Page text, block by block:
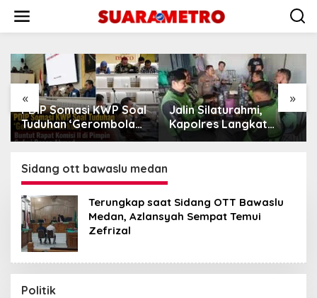
konten
« »
PDIP Somasi KWP Soal
Tuduhan ‘Gerombolan
Sirkus’, Buntut Rapat
Sufmi Dasco Ahmad
Jalin Silaturahmi,
Kapolres Langkat
Ngopi Bareng
Stabat
Sidang ott bawaslu medan
Terungkap saat Sidang OTT Bawaslu
Medan, Azlansyah Sempat Temui
Zefrizal
Politik